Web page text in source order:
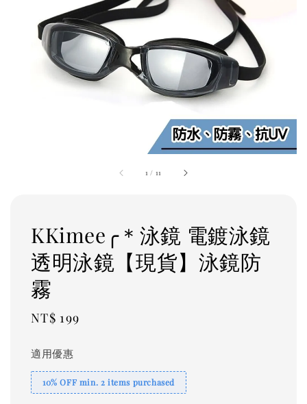
1 / 11
KKimee╭＊泳鏡 電鍍泳鏡
透明泳鏡【現貨】泳鏡防
霧
Regular
NT$ 199
適用優惠
10% OFF min. 2 items purchased